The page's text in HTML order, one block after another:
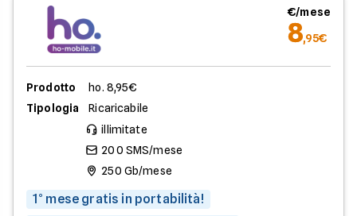
€/mese
8,95€
Prodotto
ho. 8,95€
Tipologia
Ricaricabile
illimitate
200 SMS/mese
250 Gb/mese
1° mese gratis in portabilità!